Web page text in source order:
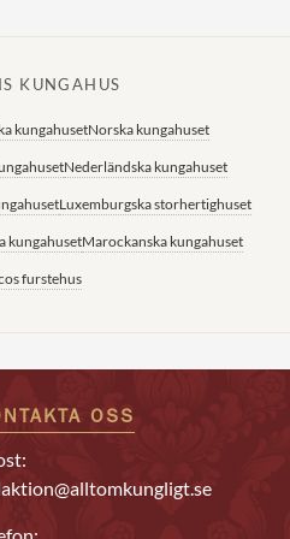
KUNGAHUS
kungahusetNorska kungahuset
Nederländska kungahuset
Luxemburgska storhertighuset
kungahusetMarockanska kungahuset
furstehus
OSS